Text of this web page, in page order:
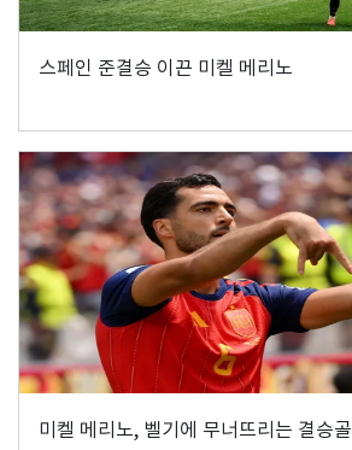
스페인 준결승 이끈 미켈 메리노
미켈 메리노, 벨기에 무너뜨리는 결승골